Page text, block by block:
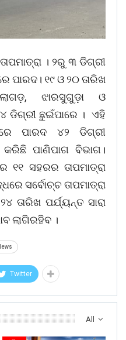
। ୨ରୁ ୩ ଡିଗ୍ରୀ
ପାରଦ। ୧୯ ଓ ୨୦ ତାରିଖ
ଝାରସୁଗୁଡ଼ା ଓ
ଡିଗ୍ରୀ ଛୁଇଁପାରେ । ଏହି
ପାରଦ ୪୨ ଡିଗ୍ରୀ
କରିଛି ପାଣିପାଗ ବିଭାଗ।
ସହରର ତାପମାତ୍ରା
ସର୍ବୋଚ୍ଚ ତାପମାତ୍ରା
ତାରିଖ ପର୍ଯ୍ୟନ୍ତ ସାରା
ଲାଗିରହିବ ।
Twitter
All